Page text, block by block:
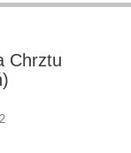
Chrztu